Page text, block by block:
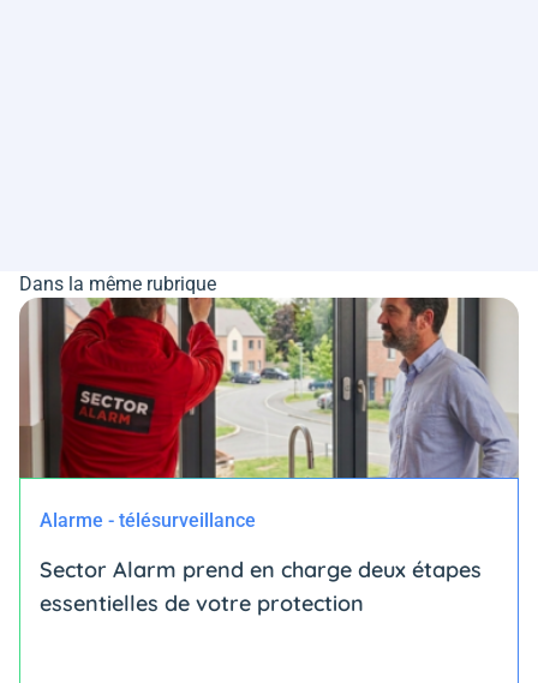
Dans la même rubrique
Alarme - télésurveillance
Sector Alarm prend en charge deux étapes
essentielles de votre protection